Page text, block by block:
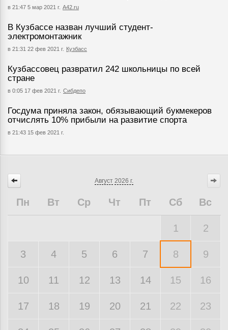
в 21:47 5 мар 2021 г. А42.ru
В Кузбассе назван лучший студент-
электромонтажник
в 21:31 22 фев 2021 г. Кузбасс
Кузбассовец развратил 242 школьницы по всей
стране
в 0:05 17 фев 2021 г. Сибдепо
Госдума приняла закон, обязывающий букмекеров
отчислять 10% прибыли на развитие спорта
в 21:43 15 фев 2021 г.
Август 2026 г.
Пн Вт Ср Чт Пт Сб Вс
1 2
3 4 5 6 7 8 9
10 11 12 13 14 15 16
17 18 19 20 21 22 23